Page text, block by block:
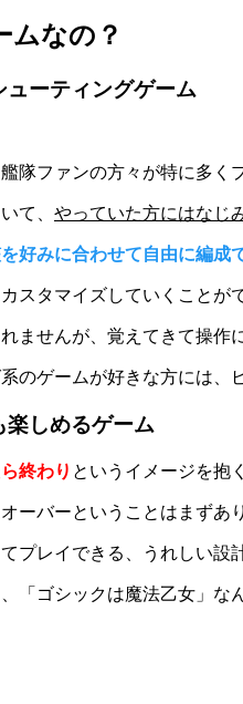
ムなの？
ーティングゲーム
艦隊ファンの方々が特に多く
て、 やっていた方にはなじ
好みに合わせて自由に編成
スタマイズしていくことが
ませんが、覚えてきて操作
のゲームが好きな方には、
しめるゲーム
終わり というイメージを抱
ーバーということはまずあ
プレイできる、うれしい設
「ゴシックは魔法乙女」な